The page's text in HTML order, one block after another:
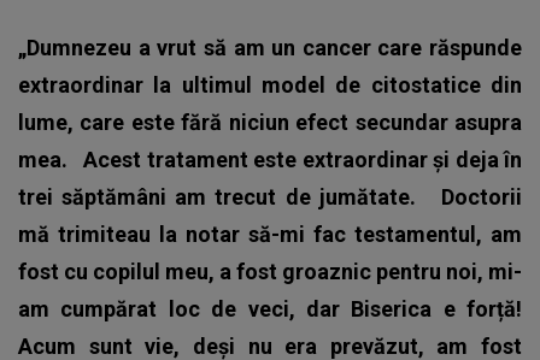
„Dumnezeu a vrut să am un cancer care răspunde
extraordinar la ultimul model de citostatice din
lume, care este fără niciun efect secundar asupra
mea.Acest tratament este extraordinar și deja în
trei săptămâni am trecut de jumătate. Doctorii
mă trimiteau la notar să-mi fac testamentul, am
fost cu copilul meu, a fost groaznic pentru noi, mi-
am cumpărat loc de veci, dar Biserica e forță!
Acum sunt vie, deși nu era prevăzut, am fost